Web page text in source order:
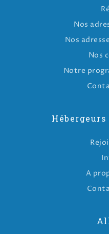
Nos
Nos
Nos
Notre
A